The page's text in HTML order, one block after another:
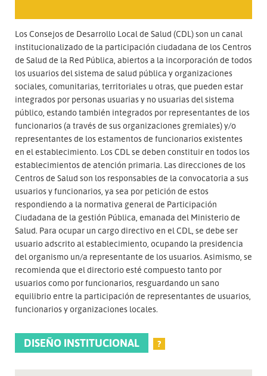
Los Consejos de Desarrollo Local de Salud (CDL) son un canal
institucionalizado de la participación ciudadana de los Centros
de Salud de la Red Pública, abiertos a la incorporación de todos
los usuarios del sistema de salud pública y organizaciones
sociales, comunitarias, territoriales u otras, que pueden estar
integrados por personas usuarias y no usuarias del sistema
público, estando también integrados por representantes de los
funcionarios (a través de sus organizaciones gremiales) y/o
representantes de los estamentos de funcionarios existentes
en el establecimiento. Los CDL se deben constituir en todos los
establecimientos de atención primaria. Las direcciones de los
Centros de Salud son los responsables de la convocatoria a sus
usuarios y funcionarios, ya sea por petición de estos
respondiendo a la normativa general de Participación
Ciudadana de la gestión Pública, emanada del Ministerio de
Salud. Para ocupar un cargo directivo en el CDL, se debe ser
usuario adscrito al establecimiento, ocupando la presidencia
del organismo un/a representante de los usuarios. Asimismo, se
recomienda que el directorio esté compuesto tanto por
usuarios como por funcionarios, resguardando un sano
equilibrio entre la participación de representantes de usuarios,
funcionarios y organizaciones locales.
DISEÑO INSTITUCIONAL ?